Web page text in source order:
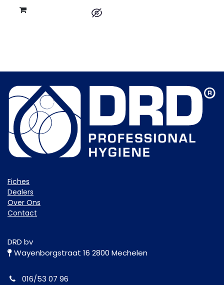
Fiche​s
Dealers
Over Ons
Contact
DRD bv
Wayenborgstraat 16 2800 Mechelen
016/53 07 96